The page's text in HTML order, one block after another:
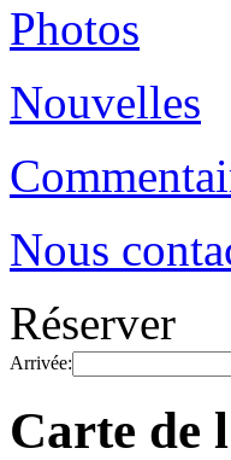
Photos
Nouvelles
Nous
Réserver
Arrivée:
Carte de